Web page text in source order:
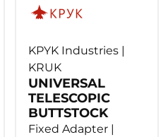
KPYK Industries |
KRUK
UNIVERSAL
TELESCOPIC
BUTTSTOCK
Fixed Adapter |